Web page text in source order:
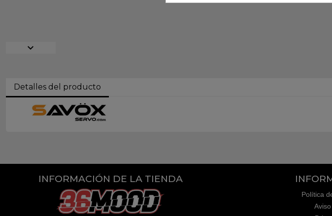
expand_more
Detalles del producto
INFORMACIÓN DE LA TIENDA
Política